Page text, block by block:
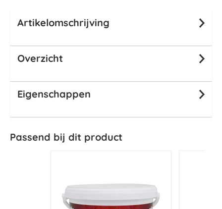
Artikelomschrijving
Overzicht
Eigenschappen
Passend bij dit product